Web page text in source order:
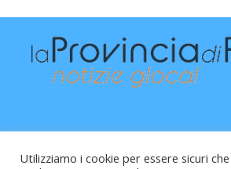
Utilizziamo i cookie per essere sicuri